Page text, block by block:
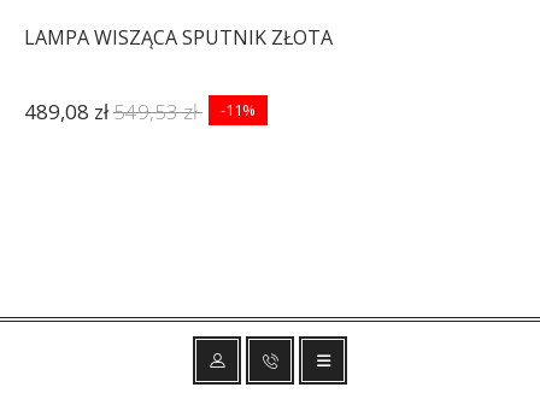
LAMPA WISZĄCA SPUTNIK ZŁOTA
489,08 zł549,53 zł -11%